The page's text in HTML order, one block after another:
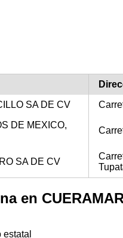
SA DE CV
DE MEXICO,
SA DE CV
en
estatal